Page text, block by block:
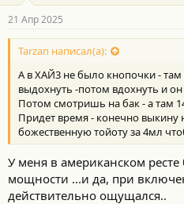
21 Апр 2025
Tarzan написал(а):
А в ХАЙ3 не было кнопочки -
выдохнуть -потом вдохнуть и
Потом смотришь на бак - а там
Придет время - конечно выкину
божественную тойоту за 4мл
У меня в американском
мощности ...и да, при
действительно ощущался..